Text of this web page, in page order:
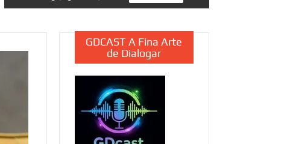
GDCAST A Fina Arte
de Dialogar